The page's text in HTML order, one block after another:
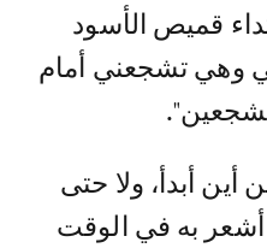
قميص الأسود
وهي تشجعني أمام
أبدأ، ولا حتى
أشعر به في الوقت